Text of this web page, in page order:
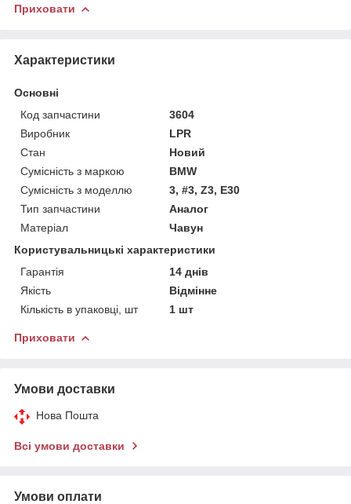
Приховати
Характеристики
Основні
Код запчастини
3604
Виробник
LPR
Стан
Новий
Сумісність з маркою
BMW
Сумісність з моделлю
3, #3, Z3, E30
Тип запчастини
Аналог
Матеріал
Чавун
Користувальницькі характеристики
Гарантія
14 днів
Якість
Відмінне
Кількість в упаковці, шт
1 шт
Приховати
Умови доставки
Нова Пошта
Всі умови доставки
Умови оплати